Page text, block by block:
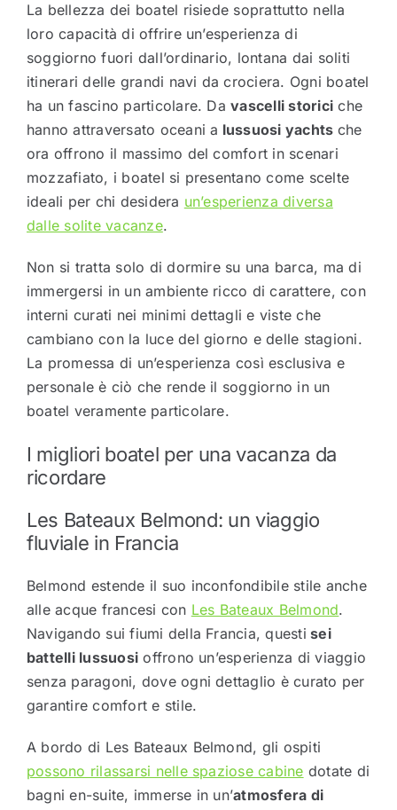
La bellezza dei boatel risiede soprattutto nella
loro capacità di offrire un’esperienza di
soggiorno fuori dall’ordinario, lontana dai soliti
itinerari delle grandi navi da crociera. Ogni boatel
ha un fascino particolare. Davascelli storici che
hanno attraversato oceani a lussuosi yachts che
ora offrono il massimo del comfort in scenari
mozzafiato, i boatel si presentano come scelte
ideali per chi desidera un’esperienza diversa
dalle solite vacanze.
Non si tratta solo di dormire su una barca, ma di
immergersi in un ambiente ricco di carattere, con
interni curati nei minimi dettagli e viste che
cambiano con la luce del giorno e delle stagioni.
La promessa di un’esperienza così esclusiva e
personale è ciò che rende il soggiorno in un
boatel veramente particolare.
I migliori boatel per una vacanza da
ricordare
Les Bateaux Belmond: un viaggio
fluviale in Francia
Belmond estende il suo inconfondibile stile anche
alle acque francesi con Les Bateaux Belmond.
Navigando sui fiumi della Francia, questi sei
battelli lussuosi offrono un’esperienza di viaggio
senza paragoni, dove ogni dettaglio è curato per
garantire comfort e stile.
A bordo di Les Bateaux Belmond, gli ospiti
possono rilassarsi nelle spaziose cabine dotate di
bagni en-suite, immerse in un’atmosfera di